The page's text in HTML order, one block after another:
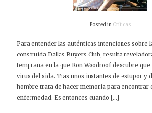
Posted in Críticas
Para entender las auténticas intenciones sobre
construida Dallas Buyers Club, resulta
temprana en la que Ron Woodroof descubre que
virus del sida. Tras unos instantes de estupor y
hombre trata de hacer memoria para encontrar
enfermedad. Es entonces cuando […]